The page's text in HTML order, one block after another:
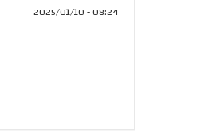
08:24 - 2025/01/10